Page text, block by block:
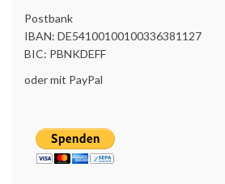
Postbank
IBAN: DE54100100100336381127
BIC: PBNKDEFF
oder mit PayPal